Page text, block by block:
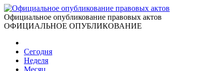
Официальное опубликование правовых актов
ОФИЦИАЛЬНОЕ ОПУБЛИКОВАНИЕ
Сегодня
Неделя
Месяц